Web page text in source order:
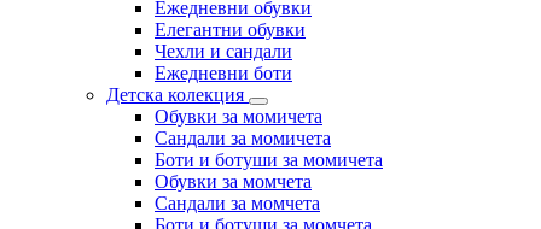
Ежедневни обувки
Елегантни обувки
Чехли и сандали
Ежедневни боти
Детска колекция
Обувки за момичета
Сандали за момичета
Боти и ботуши за момичета
Обувки за момчета
Сандали за момчета